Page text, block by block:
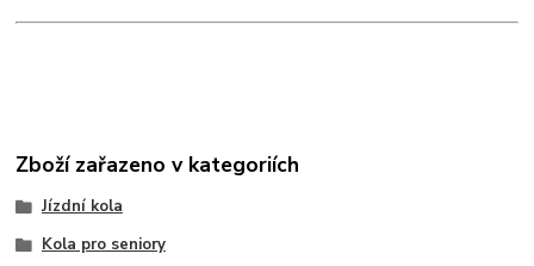
Zboží zařazeno v kategoriích
Jízdní kola
Kola pro seniory